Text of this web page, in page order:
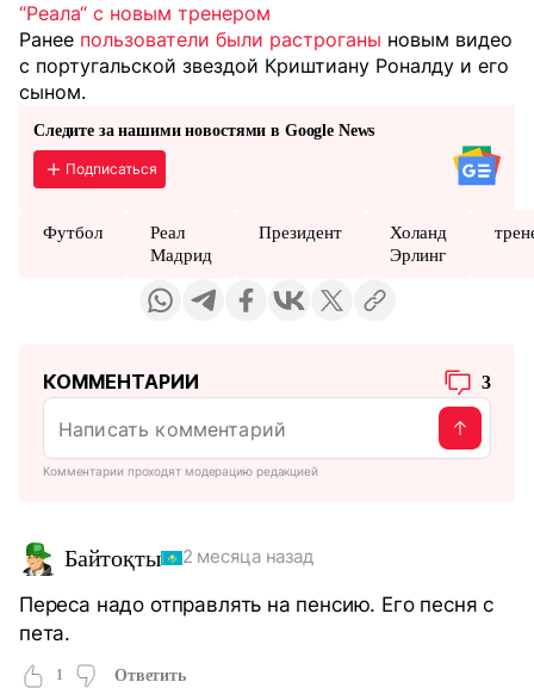
“Реала“ с новым тренером
Ранее пользователи были растроганы новым видео
с португальской звездой Криштиану Роналду и его
сыном.
Следите за нашими новостями в Google News
Подписаться
Футбол
Реал
Мадрид
Президент
Холанд
Эрлинг
КОММЕНТАРИИ 3
Комментарии проходят модерацию редакцией
Байтоқты 2 месяца назад
Переса надо отправлять на пенсию. Его песня с
пета.
1 Ответить